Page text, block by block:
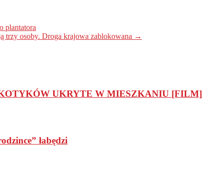
plantatora
trzy osoby. Droga krajowa zablokowana →
UKRYTE W MIESZKANIU [FILM]
łabędzi